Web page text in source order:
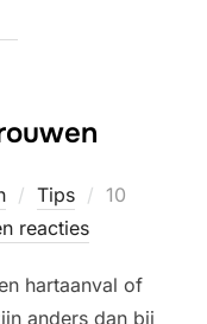
Tips
Geplaatst
10
reacties
hartaanval of
anders dan bij